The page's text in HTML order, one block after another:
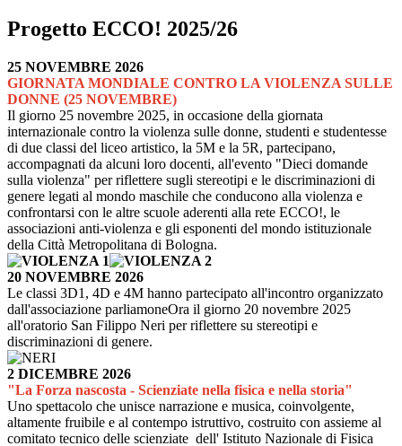
Progetto ECCO! 2025/26
25 NOVEMBRE 2026
GIORNATA MONDIALE CONTRO LA VIOLENZA SULLE
DONNE (25 NOVEMBRE)
Il giorno 25 novembre 2025, in occasione della giornata
internazionale contro la violenza sulle donne, studenti e studentesse
di due classi del liceo artistico, la 5M e la 5R, partecipano,
accompagnati da alcuni loro docenti, all'evento "Dieci domande
sulla violenza" per riflettere sugli stereotipi e le discriminazioni di
genere legati al mondo maschile che conducono alla violenza e
confrontarsi con le altre scuole aderenti alla rete ECCO!, le
associazioni anti-violenza e gli esponenti del mondo istituzionale
della Città Metropolitana di Bologna.
20 NOVEMBRE 2026
Le classi 3D1, 4D e 4M hanno partecipato all'incontro organizzato
dall'associazione parliamoneOra il giorno 20 novembre 2025
all'oratorio San Filippo Neri per riflettere su stereotipi e
discriminazioni di genere.
2 DICEMBRE 2026
"La Forza nascosta - Scienziate nella fisica e nella storia"
Uno spettacolo che unisce narrazione e musica, coinvolgente,
altamente fruibile e al contempo istruttivo, costruito con assieme al
comitato tecnico delle scienziate dell' Istituto Nazionale di Fisica